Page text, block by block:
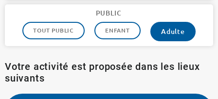
PUBLIC
TOUT PUBLIC ENFANT Adulte
Votre activité est proposée dans les lieux
suivants